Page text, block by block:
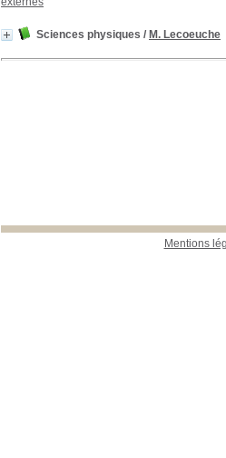
Sciences physiques / M. Lecoeuche
Mentions